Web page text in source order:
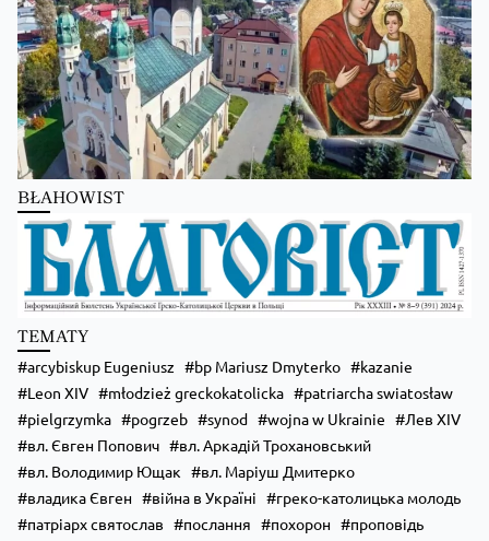
Zobacz na Facebooku · Udostępnij
Kościół Greckokatolicki
5 hours ago
Бучацька єпархія УГКЦ отримає єпископа-помічника!
Zobacz na Facebooku · Udostępnij
BŁAHOWIST
TEMATY
arcybiskup Eugeniusz bp Mariusz Dmyterko
kazanie
Leon XIV
młodzież greckokatolicka
patriarcha swiatosław
pielgrzymka
pogrzeb synod wojna w Ukrainie
Лев XIV
вл. Євген Попович
вл. Аркадій Трохановський
вл. Володимир Ющак
вл. Маріуш Дмитерко
владика Євген
війна в Україні
греко-католицька молодь
патріарх святослав
послання похорон
проповідь